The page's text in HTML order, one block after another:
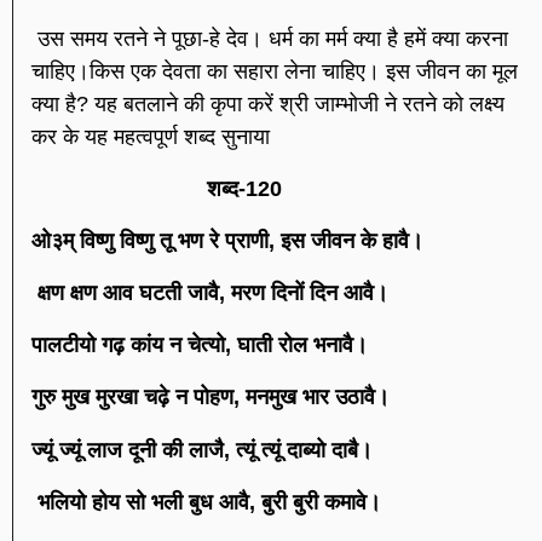
उस समय रतने ने पूछा-हे देव। धर्म का मर्म क्या है हमें क्या करना
चाहिए।किस एक देवता का सहारा लेना चाहिए। इस जीवन का मूल
क्या है? यह बतलाने की कृपा करें श्री जाम्भोजी ने रतने को लक्ष्य
कर के यह महत्वपूर्ण शब्द सुनाया
शब्द-120
ओ३म् विष्णु विष्णु तू भण रे प्राणी, इस जीवन के हावै।
क्षण क्षण आव घटती जावै, मरण दिनों दिन आवै।
पालटीयो गढ़ कांय न चेत्यो, घाती रोल भनावै।
गुरु मुख मुरखा चढ़े न पोहण, मनमुख भार उठावै।
ज्यूं ज्यूं लाज दूनी की लाजै, त्यूं त्यूं दाब्यो दाबै।
भलियो होय सो भली बुध आवै, बुरी बुरी कमावे।